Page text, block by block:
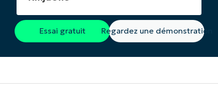
Essai gratuit Regardez une démonstration